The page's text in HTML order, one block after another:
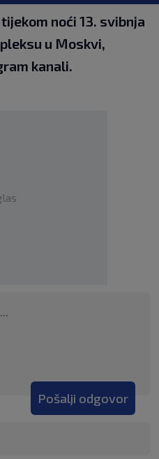
noći 13. svibnja
u Moskvi,
kanali.
Pošalji odgovor